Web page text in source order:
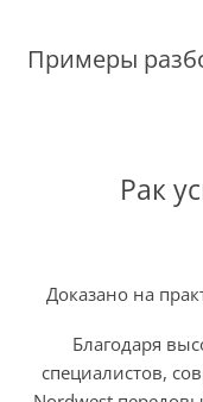
с низким риском
кишки на стадии
терапии
достаточным
Примеры
Рак
Доказано на
Благодаря
специалистов,